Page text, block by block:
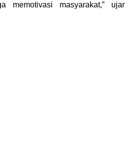
memotivasi masyarakat,” ujar